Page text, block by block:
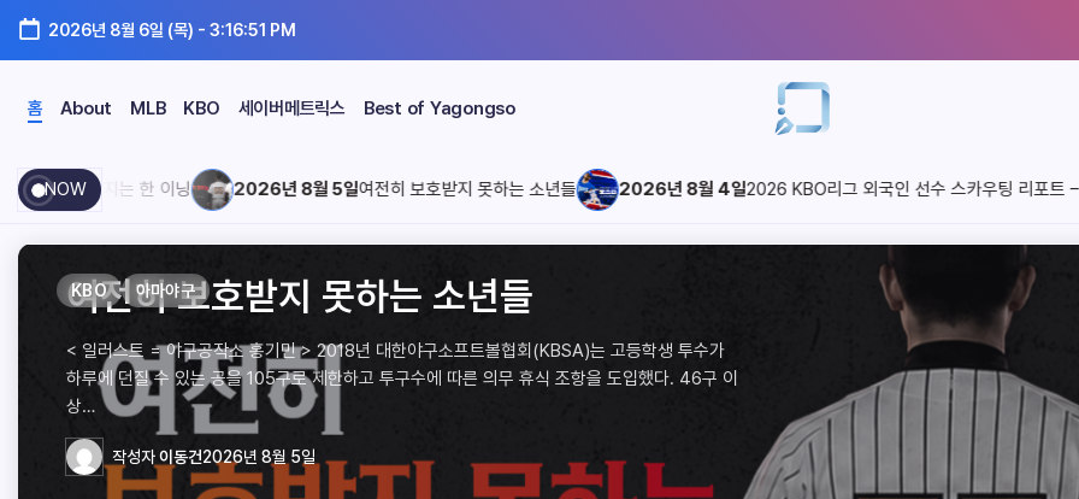
2026년 8월 6일 (목) - 3:16:53 PM
홈 About MLB KBO 세이버메트릭스 Best of Yagongso
NOW
라지는 한 이닝 2026년 8월 5일여전히 보호받지 못하는 소년들 2026년 8월 4일2026 KBO리그 외국인 선수 스카우팅 리포트 – 삼성 라
KBO MLB
매점 앞에서 사라지는 한 이닝
< 일러스트 = 야구공작소 최지호 > 야구장에서 음식을 사기 가장 좋은 때는 언제일까. 막상 따져
보면 마땅한 때가 없다. 너무 일찍 사면 경기 시작 전에 다 먹게 되고, 경기 직전에는 매점에 긴 줄
이…
작성자박태신2026년 8월 5일
KBO 아마야구
여전히 보호받지 못하는 소년들
< 일러스트 = 야구공작소 홍기민 > 2018년 대한야구소프트볼협회(KBSA)는 고등학생 투수가
하루에 던질 수 있는 공을 105구로 제한하고 투구수에 따른 의무 휴식 조항을 도입했다. 46구 이
상…
작성자이동건2026년 8월 5일
KBO 스카우팅 리포트
2026 KBO리그 외국인 선수 스카우팅 리포
트 – 삼성 라이온즈 오스틴 보스
< 일러스트 = 야구공작소 박경진 > 오스틴 보스(Austin Voth) 1992년 6월 26일 미국 워싱턴
주 레드몬드 출생 (만 34세) 우투우타 / 188cm 97kg 2026시즌 MLB 토론토…
작성자강형주2026년 8월 4일
KBO 스카우팅 리포트
2026 KBO리그 외국인 선수 스카우팅 리포
트 – LG 트윈스 카를로스 카라스코
< 일러스트 = 야구공작소 안명훈 > 카를로스 카라스코 (Carlos Carrasco) 1987년 3월 21일
생(만 39세) 우투우타 / 193cm 101kg 2026시즌 AAA 귀넷 스트라이퍼스…
작성자채하린2026년 8월 4일
KBO MLB
같은 스윙이 매번 같지 않은 이유
< 일러스트 = 야구공작소 최주아 > 야구에서 ‘명확한’ 스탯은 선수의 강점을 평가하는 중요한 근
거가 된다. 다만 시즌 초반의 성적은 작은 표본 탓에 크게 출렁인다. 일시적인 호조와 부진, 상대
투수와…
작성자서연우2026년 7월 27일
KBO 스카우팅 리포트
2026 KBO리그 외국인 선수 스카우팅 리포
트 – SSG 랜더스 블라이 마드리스
< 일러스트 = 야구공작소 김수연 > 블라이 마드리스(Bligh Madris) 1996년 2월 29일 우투좌
타 / 185cm 94kg 2026 시즌 멤피스 레드버즈(AAA) 71경기 284타석 14홈런…
작성자이동건2026년 7월 23일
KBO MLB
매점 앞에서 사라지는 한 이닝
< 일러스트 = 야구공작소 최지호 > 야구장에서 음식을 사기 가장 좋은 때는 언제일까. 막상 따져
보면 마땅한 때가 없다. 너무 일찍 사면 경기 시작 전에 다 먹게 되고, 경기 직전에는 매점에 긴 줄
이…
작성자박태신2026년 8월 5일
KBO 아마야구
여전히 보호받지 못하는 소년들
< 일러스트 = 야구공작소 홍기민 > 2018년 대한야구소프트볼협회(KBSA)는 고등학생 투수가
하루에 던질 수 있는 공을 105구로 제한하고 투구수에 따른 의무 휴식 조항을 도입했다. 46구 이
상…
작성자이동건2026년 8월 5일
KBO 스카우팅 리포트
2026 KBO리그 외국인 선수 스카우팅 리포
트 – 삼성 라이온즈 오스틴 보스
< 일러스트 = 야구공작소 박경진 > 오스틴 보스(Austin Voth) 1992년 6월 26일 미국 워싱턴
주 레드몬드 출생 (만 34세) 우투우타 / 188cm 97kg 2026시즌 MLB 토론토…
작성자 강형주 2026년 8월 4일
KBO 스카우팅 리포트
2026 KBO리그 외국인 선수 스카우팅 리포
트 – LG 트윈스 카를로스 카라스코
< 일러스트 = 야구공작소 안명훈 > 카를로스 카라스코 (Carlos Carrasco) 1987년 3월 21일
생(만 39세) 우투우타 / 193cm 101kg 2026시즌 AAA 귀넷 스트라이퍼스…
작성자 채하린 2026년 8월 4일
KBO MLB
같은 스윙이 매번 같지 않은 이유
< 일러스트 = 야구공작소 최주아 > 야구에서 ‘명확한’ 스탯은 선수의 강점을 평가하는 중요한 근
거가 된다. 다만 시즌 초반의 성적은 작은 표본 탓에 크게 출렁인다. 일시적인 호조와 부진, 상대
투수와…
작성자서연우2026년 7월 27일
KBO 스카우팅 리포트
2026 KBO리그 외국인 선수 스카우팅 리포
트 – SSG 랜더스 블라이 마드리스
< 일러스트 = 야구공작소 김수연 > 블라이 마드리스(Bligh Madris) 1996년 2월 29일 우투좌
타 / 185cm 94kg 2026 시즌 멤피스 레드버즈(AAA) 71경기 284타석 14홈런…
작성자 이동건 2026년 7월 23일
KBO MLB
매점 앞에서 사라지는 한 이닝
< 일러스트 = 야구공작소 최지호 > 야구장에서 음식을 사기 가장 좋은 때는 언제일까. 막상 따져
보면 마땅한 때가 없다. 너무 일찍 사면 경기 시작 전에 다 먹게 되고, 경기 직전에는 매점에 긴 줄
작성자박태신2026년 8월 5일
KBO 아마야구
여전히 보호받지 못하는 소년들
< 일러스트 = 야구공작소 홍기민 > 2018년 대한야구소프트볼협회(KBSA)는 고등학생 투수가
하루에 던질 수 있는 공을 105구로 제한하고 투구수에 따른 의무 휴식 조항을 도입했다. 46구 이
작성자이동건2026년 8월 5일
KBO 스카우팅 리포트
2026 KBO리그 외국인 선수 스카우팅 리포
트 – 삼성 라이온즈 오스틴 보스
< 일러스트 = 야구공작소 박경진 > 오스틴 보스(Austin Voth) 1992년 6월 26일 미국 워싱턴
주 레드몬드 출생 (만 34세) 우투우타 / 188cm 97kg 2026시즌 MLB 토론토…
작성자 강형주 2026년 8월 4일
KBO 스카우팅 리포트
2026 KBO리그 외국인 선수 스카우팅 리포
트 – LG 트윈스 카를로스 카라스코
< 일러스트 = 야구공작소 안명훈 > 카를로스 카라스코 (Carlos Carrasco) 1987년 3월 21일
생(만 39세) 우투우타 / 193cm 101kg 2026시즌 AAA 귀넷 스트라이퍼스…
작성자 채하린 2026년 8월 4일
KBO MLB
같은 스윙이 매번 같지 않은 이유
< 일러스트 = 야구공작소 최주아 > 야구에서 ‘명확한’ 스탯은 선수의 강점을 평가하는 중요한 근
거가 된다. 다만 시즌 초반의 성적은 작은 표본 탓에 크게 출렁인다. 일시적인 호조와 부진, 상대
투수와…
작성자서연우2026년 7월 27일
KBO 스카우팅 리포트
2026 KBO리그 외국인 선수 스카우팅 리포
트 – SSG 랜더스 블라이 마드리스
< 일러스트 = 야구공작소 김수연 > 블라이 마드리스(Bligh Madris) 1996년 2월 29일 우투좌
타 / 185cm 94kg 2026 시즌 멤피스 레드버즈(AAA) 71경기 284타석 14홈런…
작성자 이동건 2026년 7월 23일